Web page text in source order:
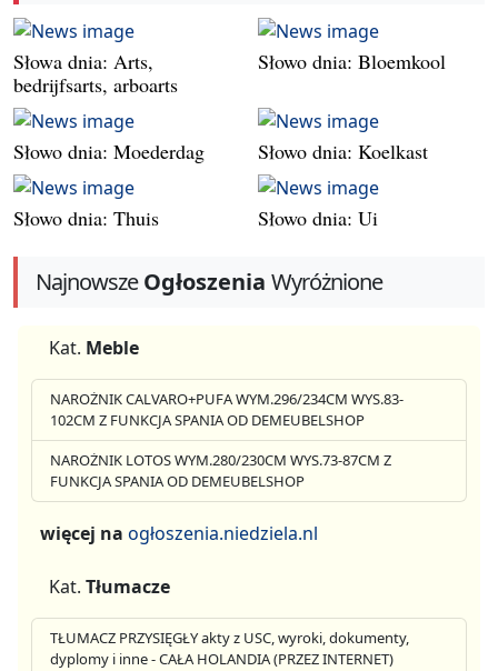
Słowa dnia: Arts,
bedrijfsarts, arboarts
Słowo dnia: Bloemkool
Słowo dnia: Moederdag Słowo dnia: Koelkast
Słowo dnia: Thuis Słowo dnia: Ui
NajnowszeOgłoszenia Wyróżnione
Kat. Meble
NAROŻNIK CALVARO+PUFA WYM.296/234CM WYS.83-
102CM Z FUNKCJA SPANIA OD DEMEUBELSHOP
NAROŻNIK LOTOS WYM.280/230CM WYS.73-87CM Z
FUNKCJA SPANIA OD DEMEUBELSHOP
więcej na ogłoszenia.niedziela.nl
Kat. Tłumacze
TŁUMACZ PRZYSIĘGŁY akty z USC, wyroki, dokumenty,
dyplomy i inne - CAŁA HOLANDIA (PRZEZ INTERNET)